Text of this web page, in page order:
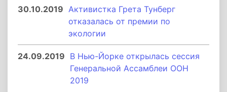
30.10.2019 Активистка Грета Тунберг
отказалась от премии по
экологии
24.09.2019 В Нью-Йорке открылась сессия
Генеральной Ассамблеи ООН
2019